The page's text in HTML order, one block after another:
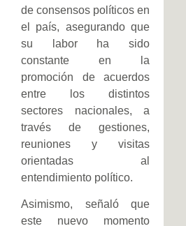
de consensos políticos en
el país, asegurando que
su labor ha sido
constante en la
promoción de acuerdos
entre los distintos
sectores nacionales, a
través de gestiones,
reuniones y visitas
orientadas al
entendimiento político.
Asimismo, señaló que
este nuevo momento